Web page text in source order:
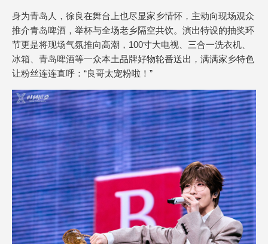
身为青岛人，徐良在舞台上也尽显家乡情怀，主动向现场观众
推介青岛啤酒，举杯与全场老乡隔空共饮。演出特设的抽奖环
节更是将现场气氛推向高潮，100寸大电视、三合一洗衣机、
冰箱、青岛啤酒等一众本土品牌好物轮番送出，满满家乡特色
让粉丝连连直呼：“良哥太宠粉啦！”